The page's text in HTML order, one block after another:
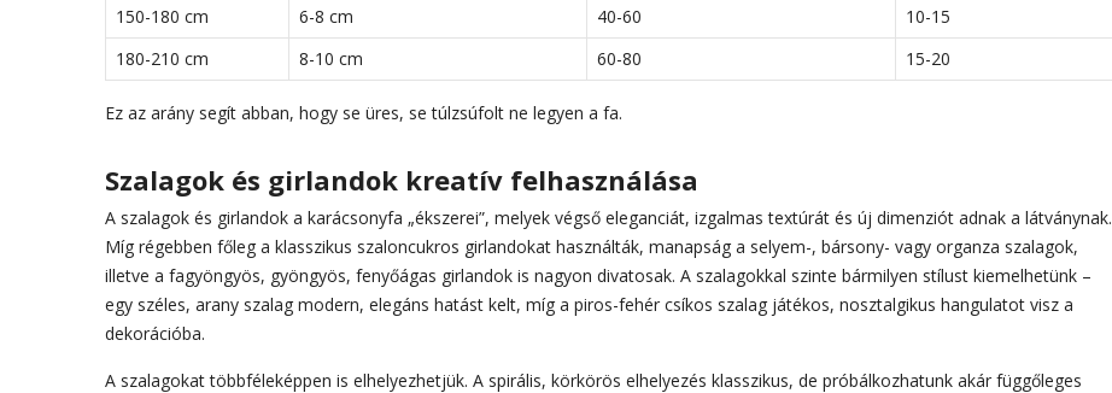
150-180 cm
6-8 cm 40-60
10-15
180-210 cm
8-10 cm 60-80 15-20
Ez az arány segít abban, hogy se üres, se túlzsúfolt ne legyen a fa.
Szalagok és girlandok kreatív felhasználása
A szalagok és girlandok a karácsonyfa „ékszerei”, melyek végső eleganciát, izgalmas textúrát és új dimenziót adnak a látványnak.
Míg régebben főleg a klasszikus szaloncukros girlandokat használták, manapság a selyem-, bársony- vagy organza szalagok,
illetve a fagyöngyös, gyöngyös, fenyőágas girlandok is nagyon divatosak. A szalagokkal szinte bármilyen stílust kiemelhetünk –
egy széles, arany szalag modern, elegáns hatást kelt, míg a piros-fehér csíkos szalag játékos, nosztalgikus hangulatot visz a
dekorációba.
A szalagokat többféleképpen is elhelyezhetjük. A spirális, körkörös elhelyezés klasszikus, de próbálkozhatunk akár függőleges